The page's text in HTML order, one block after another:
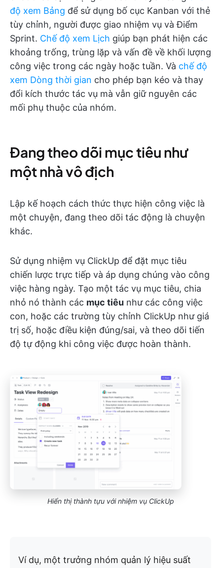
độ xem Bảng để sử dụng bố cục Kanban với thẻ
tùy chỉnh, người được giao nhiệm vụ và Điểm
Sprint. Chế độ xem Lịch giúp bạn phát hiện các
khoảng trống, trùng lặp và vấn đề về khối lượng
công việc trong các ngày hoặc tuần. Và chế độ
xem Dòng thời gian cho phép bạn kéo và thay
đổi kích thước tác vụ mà vẫn giữ nguyên các
mối phụ thuộc của nhóm.
Đang theo dõi mục tiêu như
một nhà vô địch
Lập kế hoạch cách thức thực hiện công việc là
một chuyện, đang theo dõi tác động là chuyện
khác.
Sử dụng nhiệm vụ ClickUp để đặt mục tiêu
chiến lược trực tiếp và áp dụng chúng vào công
việc hàng ngày. Tạo một tác vụ mục tiêu, chia
nhỏ nó thành các mục tiêu như các công việc
con, hoặc các trường tùy chỉnh ClickUp như giá
trị số, hoặc điều kiện đúng/sai, và theo dõi tiến
độ tự động khi công việc được hoàn thành.
Hiển thị thành tựu với nhiệm vụ ClickUp
Ví dụ, một trưởng nhóm quản lý hiệu suất